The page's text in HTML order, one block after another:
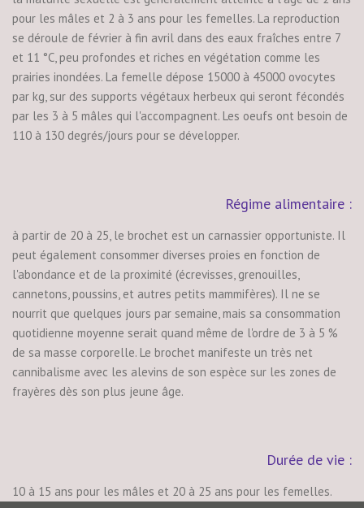
pour les mâles et 2 à 3 ans pour les femelles. La reproduction
se déroule de février à fin avril dans des eaux fraîches entre 7
et 11 °C, peu profondes et riches en végétation comme les
prairies inondées. La femelle dépose 15000 à 45000 ovocytes
par kg, sur des supports végétaux herbeux qui seront fécondés
par les 3 à 5 mâles qui l'accompagnent. Les oeufs ont besoin de
110 à 130 degrés/jours pour se développer.
Régime alimentaire :
à partir de 20 à 25, le brochet est un carnassier opportuniste. Il
peut également consommer diverses proies en fonction de
l'abondance et de la proximité (écrevisses, grenouilles,
cannetons, poussins, et autres petits mammifères). Il ne se
nourrit que quelques jours par semaine, mais sa consommation
quotidienne moyenne serait quand même de l'ordre de 3 à 5 %
de sa masse corporelle. Le brochet manifeste un très net
cannibalisme avec les alevins de son espèce sur les zones de
frayères dès son plus jeune âge.
Durée de vie :
10 à 15 ans pour les mâles et 20 à 25 ans pour les femelles.